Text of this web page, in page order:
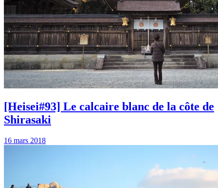
[Heisei#93] Le calcaire blanc de la côte de
Shirasaki
16 mars 2018